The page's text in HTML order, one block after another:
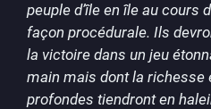
peuple d’île en île au cours
façon procédurale. Ils
la victoire dans un jeu
main mais dont la richesse
profondes tiendront en